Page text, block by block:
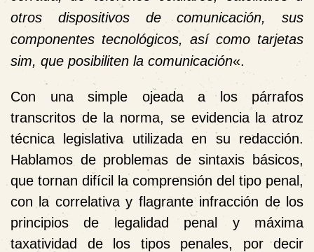
otros dispositivos de comunicación, sus
componentes tecnológicos, así como tarjetas
sim, que posibiliten la comunicación«.
Con una simple ojeada a los párrafos
transcritos de la norma, se evidencia la atroz
técnica legislativa utilizada en su redacción.
Hablamos de problemas de sintaxis básicos,
que tornan difícil la comprensión del tipo penal,
con la correlativa y flagrante infracción de los
principios de legalidad penal y máxima
taxatividad de los tipos penales, por decir